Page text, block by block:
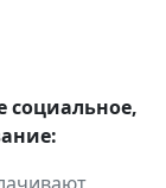
социальное,